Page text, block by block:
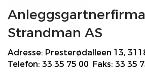
Anleggsgartnerfirma
Strandman AS
Adresse: Presterødalleen 13,
Telefon: 33 35 75 00 Faks: 33 35